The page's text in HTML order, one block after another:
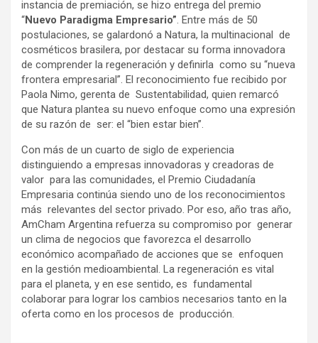
instancia de premiación, se hizo entrega del premio
“Nuevo Paradigma Empresario”. Entre más de 50
postulaciones, se galardonó a Natura, la multinacional de
cosméticos brasilera, por destacar su forma innovadora
de comprender la regeneración y definirla como su “nueva
frontera empresarial”. El reconocimiento fue recibido por
Paola Nimo, gerenta de Sustentabilidad, quien remarcó
que Natura plantea su nuevo enfoque como una expresión
de su razón de ser: el “bien estar bien”.
Con más de un cuarto de siglo de experiencia
distinguiendo a empresas innovadoras y creadoras de
valor para las comunidades, el Premio Ciudadanía
Empresaria continúa siendo uno de los reconocimientos
más relevantes del sector privado. Por eso, año tras año,
AmCham Argentina refuerza su compromiso por generar
un clima de negocios que favorezca el desarrollo
económico acompañado de acciones que se enfoquen
en la gestión medioambiental. La regeneración es vital
para el planeta, y en ese sentido, es fundamental
colaborar para lograr los cambios necesarios tanto en la
oferta como en los procesos de producción.